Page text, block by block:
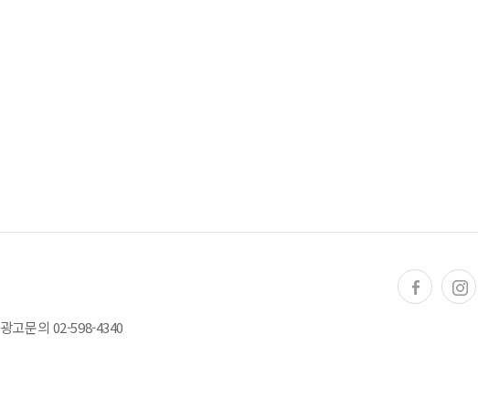
광고문의 02-598-4340